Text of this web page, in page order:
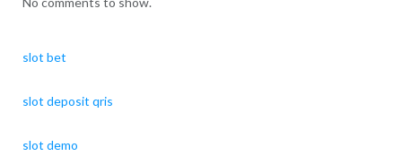
slot bet
slot deposit qris
slot demo